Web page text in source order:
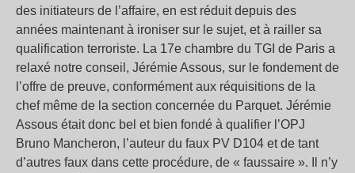
des initiateurs de l’affaire, en est réduit depuis des
années maintenant à ironiser sur le sujet, et à railler sa
qualification terroriste. La 17e chambre du TGI de Paris a
relaxé notre conseil, Jérémie Assous, sur le fondement de
l’offre de preuve, conformément aux réquisitions de la
chef même de la section concernée du Parquet. Jérémie
Assous était donc bel et bien fondé à qualifier l’OPJ
Bruno Mancheron, l’auteur du faux PV D104 et de tant
d’autres faux dans cette procédure, de « faussaire ». Il n’y